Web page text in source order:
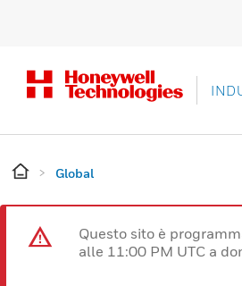
Global
Questo sito è
alle 11:00 PM UTC a